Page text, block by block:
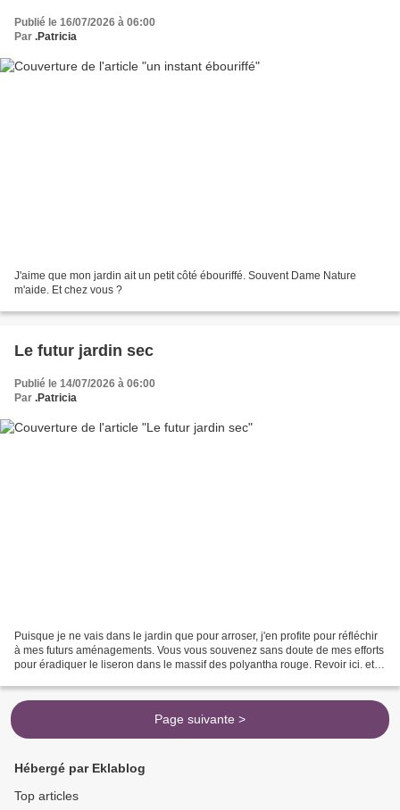
Publié le 16/07/2026 à 06:00
Par .Patricia
J'aime que mon jardin ait un petit côté ébouriffé. Souvent Dame Nature
m'aide. Et chez vous ?
Le futur jardin sec
Publié le 14/07/2026 à 06:00
Par .Patricia
Puisque je ne vais dans le jardin que pour arroser, j'en profite pour réfléchir
à mes futurs aménagements. Vous vous souvenez sans doute de mes efforts
pour éradiquer le liseron dans le massif des polyantha rouge. Revoir ici. et
Page suivante >
Hébergé par Eklablog
Top articles